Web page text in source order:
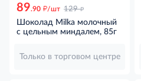
89.90 д/шт 129 д
Шоколад Milka молочный
с цельным миндалем, 85г
Только в торговом центре